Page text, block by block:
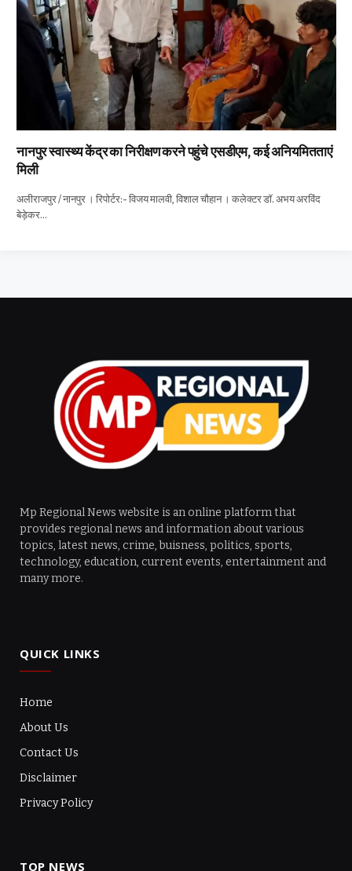
नानपुर स्वास्थ्य केंद्र का निरीक्षण करने पहुंचे एसडीएम, कई अनियमितताएं
मिली
अलीराजपुर / नानपुर । रिपोर्टर:- विजय मालवी, विशाल चौहान । कलेक्टर डॉ. अभय अरविंद
बेड़ेकर…
Mp Regional News website is an online platform that
provides regional news and information about various
topics, latest news, crime, buisness, politics, sports,
technology, education, current events, entertainment and
many more.
QUICK LINKS
Home
About Us
Contact Us
Disclaimer
Privacy Policy
TOP NEWS